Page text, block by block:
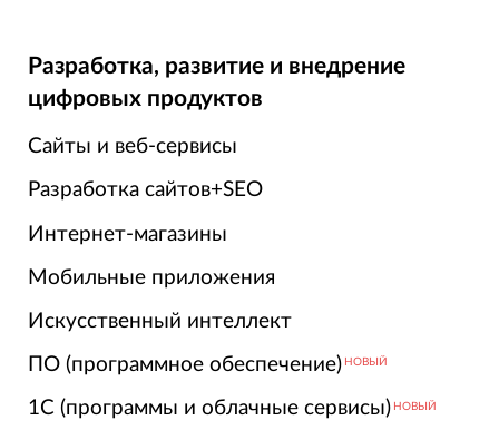
Разработка, развитие и внедрение
цифровых продуктов
Сайты и веб-сервисы
Разработка сайтов+SEO
Интернет-магазины
Мобильные приложения
Искусственный интеллект
ПО (программное обеспечение) НОВЫЙ
1С (программы и облачные сервисы) НОВЫЙ